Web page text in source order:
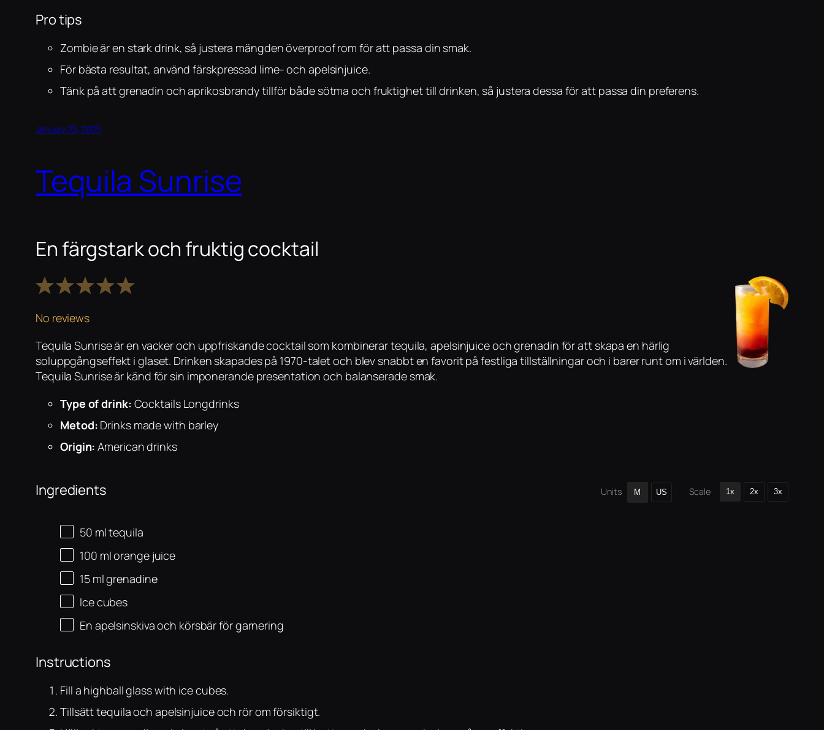
Pro tips
Zombie är en stark drink, så justera mängden överproof rom för att passa din smak.
För bästa resultat, använd färskpressad lime- och apelsinjuice.
Tänk på att grenadin och aprikosbrandy tillför både sötma och fruktighet till drinken, så justera dessa för att passa din preferens.
January 25, 2025
Tequila Sunrise
En färgstark och fruktig cocktail
5
4
Stars
3
Stars
2
Stars
1
Star
No reviews
Tequila Sunrise är en vacker och uppfriskande cocktail som kombinerar tequila, apelsinjuice och grenadin för att skapa en härlig
soluppgångseffekt i glaset. Drinken skapades på 1970-talet och blev snabbt en favorit på festliga tillställningar och i barer runt om i världen.
Tequila Sunrise är känd för sin imponerande presentation och balanserade smak.
Type of drink: Cocktails Longdrinks
Metod: Drinks made with barley
Origin: American drinks
Ingredients Units M US Scale 1x 2x 3x
50 mltequila
100 mlorange juice
15 mlgrenadine
Ice cubes
En apelsinskiva och körsbär för garnering
Instructions
Fill a highball glass with ice cubes.
Tillsätt tequila och apelsinjuice och rör om försiktigt.